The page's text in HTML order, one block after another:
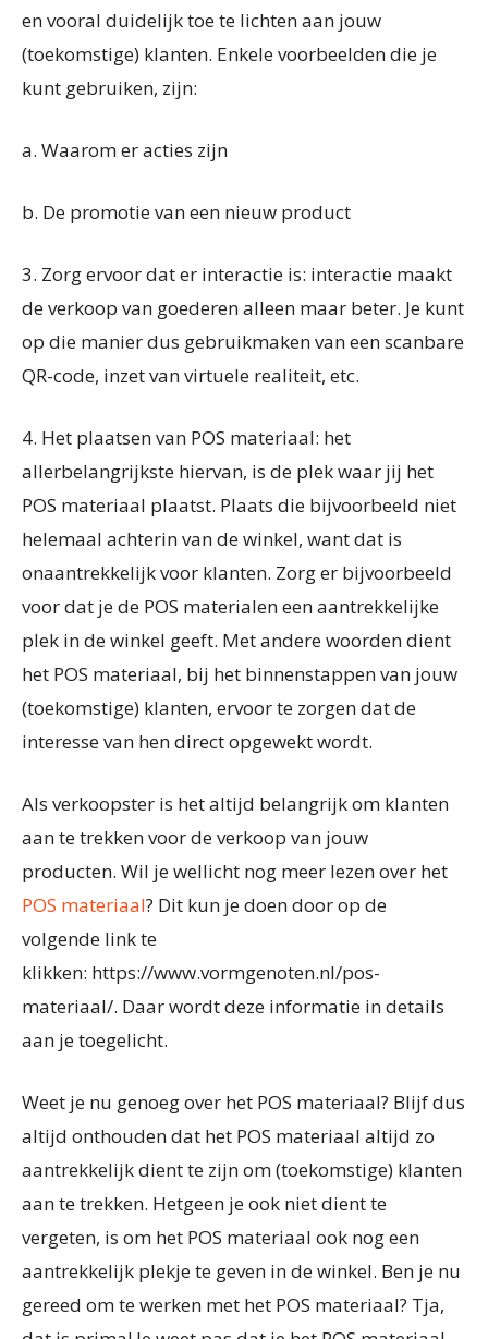
en vooral duidelijk toe te lichten aan jouw
(toekomstige) klanten. Enkele voorbeelden die je
kunt gebruiken, zijn:
a. Waarom er acties zijn
b. De promotie van een nieuw product
3. Zorg ervoor dat er interactie is: interactie maakt
de verkoop van goederen alleen maar beter. Je kunt
op die manier dus gebruikmaken van een scanbare
QR-code, inzet van virtuele realiteit, etc.
4. Het plaatsen van POS materiaal: het
allerbelangrijkste hiervan, is de plek waar jij het
POS materiaal plaatst. Plaats die bijvoorbeeld niet
helemaal achterin van de winkel, want dat is
onaantrekkelijk voor klanten. Zorg er bijvoorbeeld
voor dat je de POS materialen een aantrekkelijke
plek in de winkel geeft. Met andere woorden dient
het POS materiaal, bij het binnenstappen van jouw
(toekomstige) klanten, ervoor te zorgen dat de
interesse van hen direct opgewekt wordt.
Als verkoopster is het altijd belangrijk om klanten
aan te trekken voor de verkoop van jouw
producten. Wil je wellicht nog meer lezen over het
POS materiaal? Dit kun je doen door op de
volgende link te
klikken: https://www.vormgenoten.nl/pos-
materiaal/. Daar wordt deze informatie in details
aan je toegelicht.
Weet je nu genoeg over het POS materiaal? Blijf dus
altijd onthouden dat het POS materiaal altijd zo
aantrekkelijk dient te zijn om (toekomstige) klanten
aan te trekken. Hetgeen je ook niet dient te
vergeten, is om het POS materiaal ook nog een
aantrekkelijk plekje te geven in de winkel. Ben je nu
gereed om te werken met het POS materiaal? Tja,